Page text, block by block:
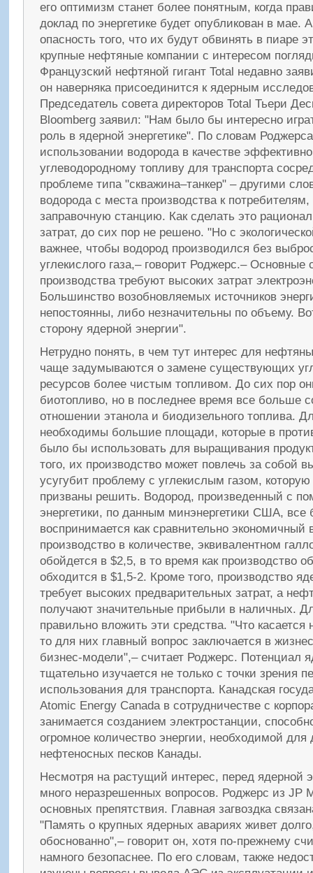
его оптимизм станет более понятным, когда
доклад по энергетике будет опубликован в мае.
опасность того, что их будут обвинять в пиаре
крупные нефтяные компании с интересом
Французский нефтяной гигант Total недавно
он наверняка присоединится к ядерным
Председатель совета директоров Total Тьери
Bloomberg заявил: "Нам было бы интересно
роль в ядерной энергетике". По словам
использовании водорода в качестве
углеводородному топливу для транспорта
проблеме типа "скважина–танкер" – другими
водорода с места производства к потребителям,
заправочную станцию. Как сделать это
затрат, до сих пор не решено. "Но с
важнее, чтобы водород производился без
углекислого газа,– говорит Роджерс.– Основные
производства требуют высоких затрат
Большинство возобновляемых источников
непостоянны, либо незначительны по объему.
сторону ядерной энергии".
Нетрудно понять, в чем тут интерес для
чаще задумываются о замене существующих
ресурсов более чистым топливом. До сих пор
биотопливо, но в последнее время все больше
отношении этанола и биодизельного топлива.
необходимы большие площади, которые в
было бы использовать для выращивания
того, их производство может повлечь за собой
усугубит проблему с углекислым газом,
призваны решить. Водород, произведенный с
энергетики, по данным минэнергетики США, все
воспринимается как сравнительно экономичный
производство в количестве, эквивалентном
обойдется в $2,5, в то время как производство
обходится в $1,5-2. Кроме того, производство
требует высоких предварительных затрат, а
получают значительные прибыли в наличных.
правильно вложить эти средства. "Что
то для них главный вопрос заключается в
бизнес-модели",– считает Роджерс. Потенциал
тщательно изучается не только с точки зрения
использования для транспорта. Канадская
Atomic Energy Canada в сотрудничестве с
занимается созданием электростанции,
огромное количество энергии, необходимой
нефтеносных песков Канады.
Несмотря на растущий интерес, перед ядерной
много неразрешенных вопросов. Роджерс из JP
основных препятствия. Главная загвоздка
"Память о крупных ядерных авариях живет
обоснованно",– говорит он, хотя по-прежнему
намного безопаснее. По его словам, также